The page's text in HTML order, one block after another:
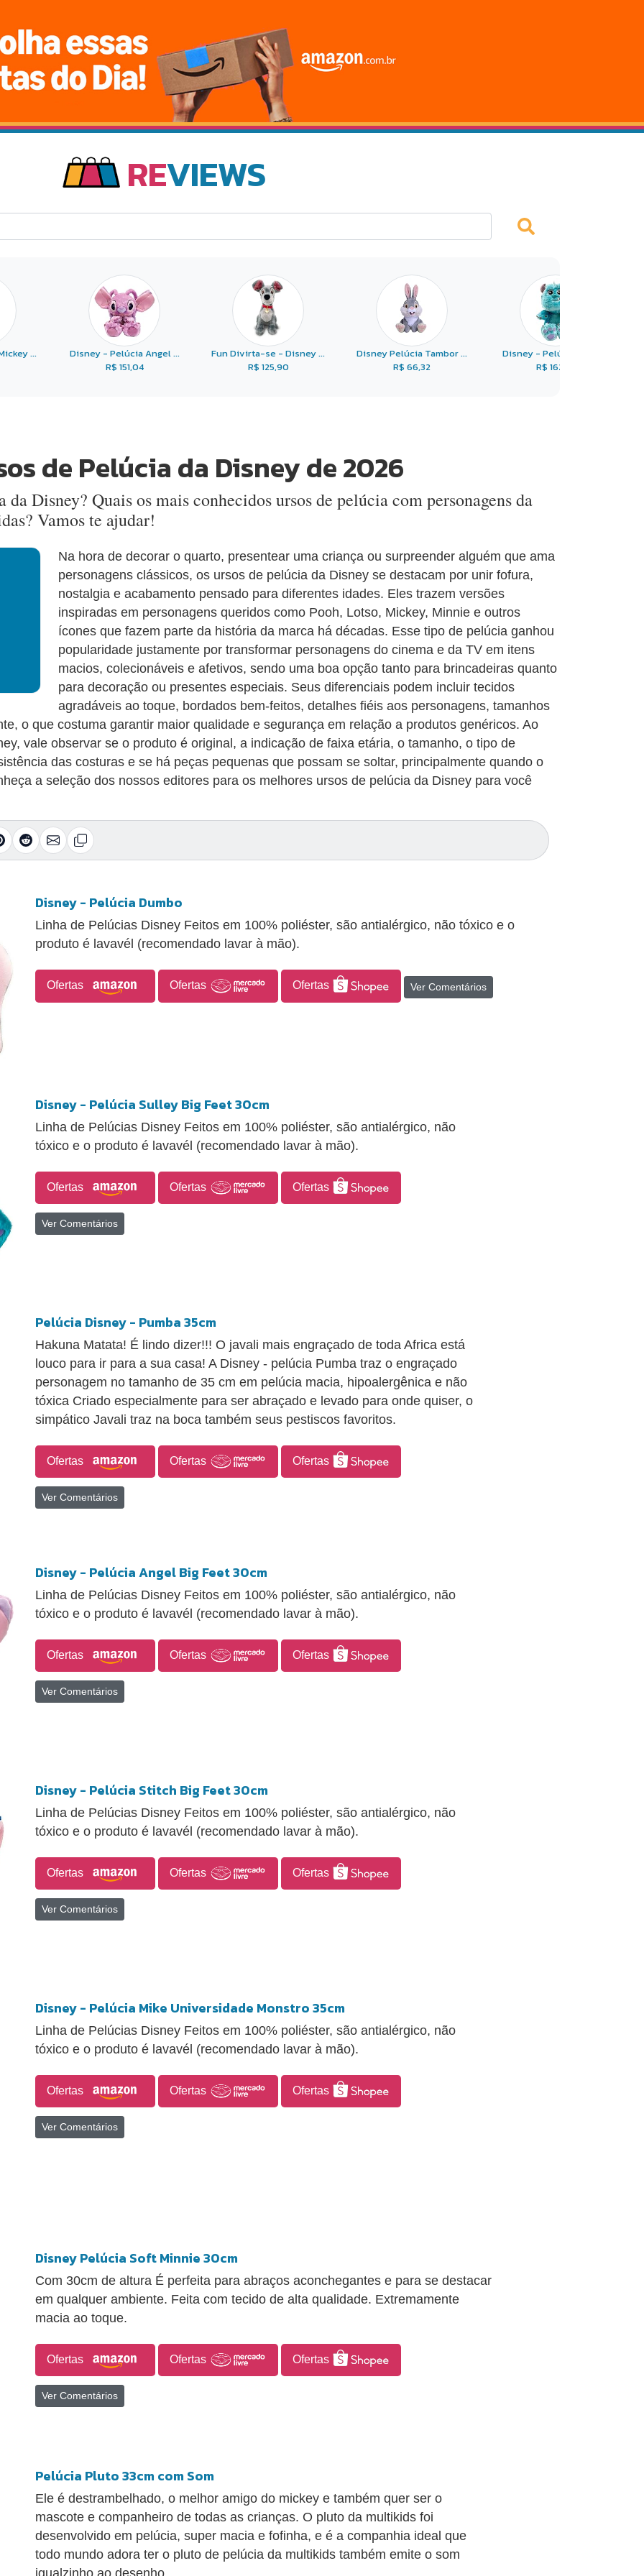
REVIEWS
...
Disney - Pelúcia Angel ...
R$ 151,04
Fun Divirta-se - Disney ...
R$ 125,90
Disney Pelúcia Tambor ...
R$ 66,32
Disney - Pelúcia Sulle ...
R$ 162,45
de Pelúcia da Disney de 2026
Disney? Quais os mais conhecidos ursos de pelúcia com personagens da
Vamos te ajudar!
Na hora de decorar o quarto, presentear uma criança ou surpreender alguém que ama
personagens clássicos, os ursos de pelúcia da Disney se destacam por unir fofura,
nostalgia e acabamento pensado para diferentes idades. Eles trazem versões
inspiradas em personagens queridos como Pooh, Lotso, Mickey, Minnie e outros
ícones que fazem parte da história da marca há décadas. Esse tipo de pelúcia ganhou
popularidade justamente por transformar personagens do cinema e da TV em itens
macios, colecionáveis e afetivos, sendo uma boa opção tanto para brincadeiras quanto
para decoração ou presentes especiais. Seus diferenciais podem incluir tecidos
agradáveis ao toque, bordados bem-feitos, detalhes fiéis aos personagens, tamanhos
o que costuma garantir maior qualidade e segurança em relação a produtos genéricos. Ao
vale observar se o produto é original, a indicação de faixa etária, o tamanho, o tipo de
das costuras e se há peças pequenas que possam se soltar, principalmente quando o
a seleção dos nossos editores para os melhores ursos de pelúcia da Disney para você
Disney - Pelúcia Dumbo
Linha de Pelúcias Disney Feitos em 100% poliéster, são antialérgico, não tóxico e o
produto é lavavél (recomendado lavar à mão).
Ofertas Ofertas Ofertas Ver Comentários
Disney - Pelúcia Sulley Big Feet 30cm
Linha de Pelúcias Disney Feitos em 100% poliéster, são antialérgico, não
tóxico e o produto é lavavél (recomendado lavar à mão).
Ofertas Ofertas Ofertas
Ver Comentários
Pelúcia Disney - Pumba 35cm
Hakuna Matata! É lindo dizer!!! O javali mais engraçado de toda Africa está
louco para ir para a sua casa! A Disney - pelúcia Pumba traz o engraçado
personagem no tamanho de 35 cm em pelúcia macia, hipoalergênica e não
tóxica Criado especialmente para ser abraçado e levado para onde quiser, o
simpático Javali traz na boca também seus pestiscos favoritos.
Ofertas Ofertas Ofertas
Ver Comentários
Disney - Pelúcia Angel Big Feet 30cm
Linha de Pelúcias Disney Feitos em 100% poliéster, são antialérgico, não
tóxico e o produto é lavavél (recomendado lavar à mão).
Ofertas Ofertas Ofertas
Ver Comentários
Disney - Pelúcia Stitch Big Feet 30cm
Linha de Pelúcias Disney Feitos em 100% poliéster, são antialérgico, não
tóxico e o produto é lavavél (recomendado lavar à mão).
Ofertas Ofertas Ofertas
Ver Comentários
Disney - Pelúcia Mike Universidade Monstro 35cm
Linha de Pelúcias Disney Feitos em 100% poliéster, são antialérgico, não
tóxico e o produto é lavavél (recomendado lavar à mão).
Ofertas Ofertas Ofertas
Ver Comentários
Disney Pelúcia Soft Minnie 30cm
Com 30cm de altura É perfeita para abraços aconchegantes e para se destacar
em qualquer ambiente. Feita com tecido de alta qualidade. Extremamente
macia ao toque.
Ofertas Ofertas Ofertas
Ver Comentários
Pelúcia Pluto 33cm com Som
Ele é destrambelhado, o melhor amigo do mickey e também quer ser o
mascote e companheiro de todas as crianças. O pluto da multikids foi
desenvolvido em pelúcia, super macia e fofinha, e é a companhia ideal que
todo mundo adora ter o pluto de pelúcia da multikids também emite o som
igualzinho ao desenho.